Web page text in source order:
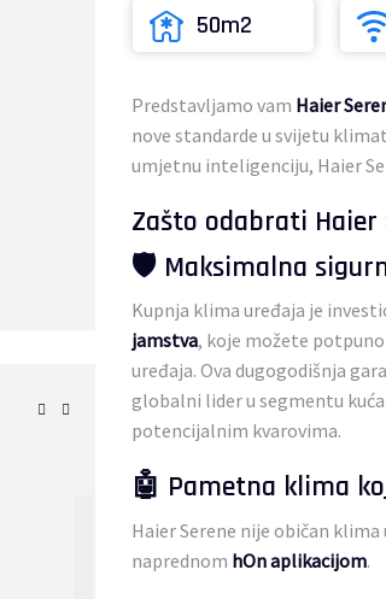
50m2
Predstavljamo vam Haier
nove standarde u svijetu
umjetnu inteligenciju, Haier
Zašto odabrati Haier
🛡️ Maksimalna
Kupnja klima uređaja je
jamstva, koje možete
uređaja. Ova dugogodišnja
globalni lider u segmentu
potencijalnim kvarovima.
🤖 Pametna klima
Haier Serene nije običan
naprednom hOn aplikacijom.